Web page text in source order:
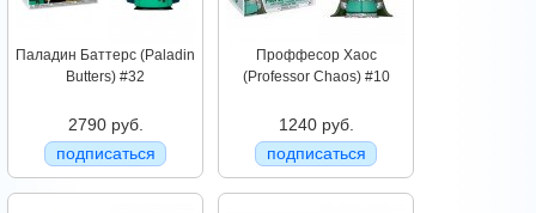
Паладин Баттерс (Paladin
Butters) #32
2790 руб.
подписаться
Проффесор Хаос
(Professor Chaos) #10
1240 руб.
подписаться